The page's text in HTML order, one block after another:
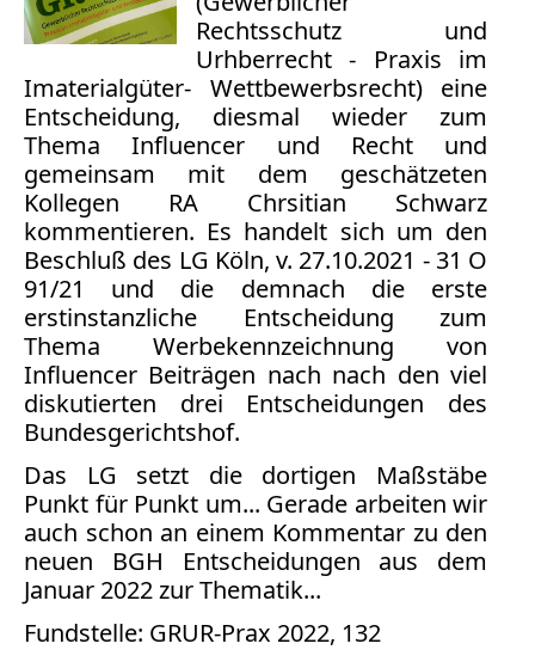
Rechtsschutz und
Urhberrecht - Praxis im
Imaterialgüter- Wettbewerbsrecht) eine
Entscheidung, diesmal wieder zum
Thema Influencer und Recht und
gemeinsam mit dem geschätzeten
Kollegen RA Chrsitian Schwarz
kommentieren. Es handelt sich um den
Beschluß des LG Köln, v. 27.10.2021 - 31 O
91/21 und die demnach die erste
erstinstanzliche Entscheidung zum
Thema Werbekennzeichnung von
Influencer Beiträgen nach nach den viel
diskutierten drei Entscheidungen des
Bundesgerichtshof.
Das LG setzt die dortigen Maßstäbe
Punkt für Punkt um... Gerade arbeiten wir
auch schon an einem Kommentar zu den
neuen BGH Entscheidungen aus dem
Januar 2022 zur Thematik...
Fundstelle: GRUR-Prax 2022, 132
Bücher
Vita
Kontakt
Datenschutz
AGB
Abmahnung
Aktuelle
Stunde
BGH
Datenschutz
Ebay
Facebook
Fotorecht
Google
Haftung